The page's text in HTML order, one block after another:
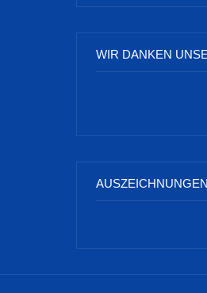
WIR DANKEN
AUSZEICHNUNGEN